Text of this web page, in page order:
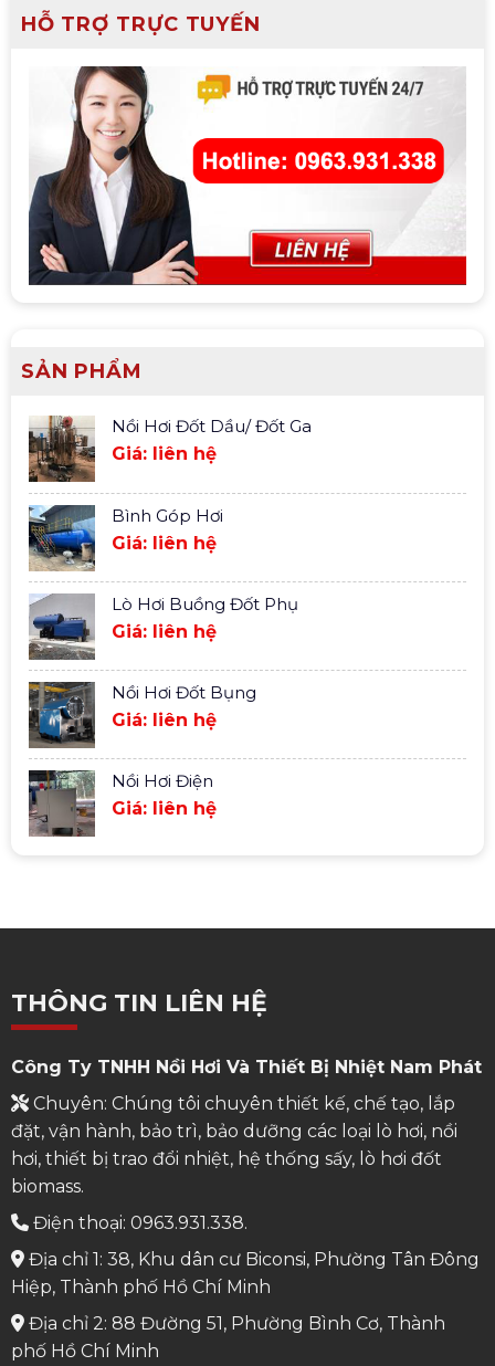
HỖ TRỢ TRỰC TUYẾN
SẢN PHẨM
Nồi Hơi Đốt Dầu/ Đốt Ga
Giá: liên hệ
Bình Góp Hơi
Giá: liên hệ
Lò Hơi Buồng Đốt Phụ
Giá: liên hệ
Nồi Hơi Đốt Bụng
Giá: liên hệ
Nồi Hơi Điện
Giá: liên hệ
THÔNG TIN LIÊN HỆ
Công Ty TNHH Nồi Hơi Và Thiết Bị Nhiệt Nam Phát
Chuyên: Chúng tôi chuyên thiết kế, chế tạo, lắp
đặt, vận hành, bảo trì, bảo dưỡng các loại lò hơi, nồi
hơi, thiết bị trao đổi nhiệt, hệ thống sấy, lò hơi đốt
biomass.
Điện thoại: 0963.931.338.
Địa chỉ 1: 38, Khu dân cư Biconsi, Phường Tân Đông
Hiệp, Thành phố Hồ Chí Minh
Địa chỉ 2: 88 Đường 51, Phường Bình Cơ, Thành
phố Hồ Chí Minh